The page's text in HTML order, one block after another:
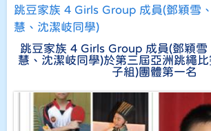
跳豆家族 4 Girls Group 成員(鄧穎雪
慧、沈潔岐同學)
跳豆家族 4 Girls Group 成員(鄧穎雪
慧、沈潔岐同學)於第三屆亞洲跳繩
子組)團體第一名